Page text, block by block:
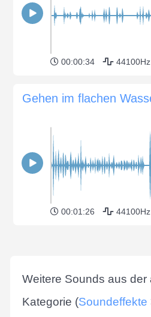
00:00:34 44100Hz
Gehen im flachen
00:01:26 44100Hz
Weitere Sounds aus der
Kategorie (Soundeffekte